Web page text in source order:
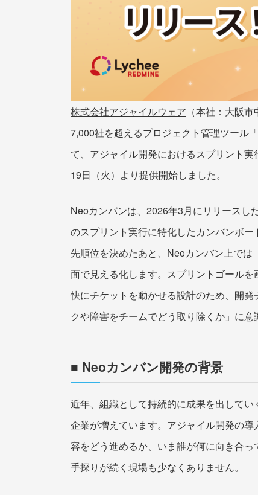
株式会社アジャイルウェア （本社：大阪
7,000社を超えるプロジェクト管理ツール「
て、アジャイル開発におけるスプリント
19日（火）より提供開始しました。
Neoカンバンは、2026年3月にリリースし
のスプリント実行に特化したカンバンボ
先順位を決めたあと、Neoカンバン上で
面で見える化します。スプリントゴール
快にチケットを動かせる設計のため、開
クや障害をチームでどう取り除くか」に意
■ Neoカンバン開発の背景
近年、組織として持続的に成果を出して
企業が増えています。アジャイル開発の
容をどう進めるか、いま誰が何に向き合
手探りが続く現場も少なくありません。